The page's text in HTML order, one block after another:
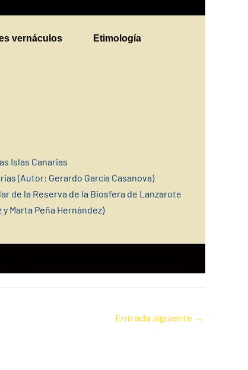
vernáculos Etimología
Islas Canarias
(Autor: Gerardo García Casanova)
de la Reserva de la Biosfera de Lanzarote
Marta Peña Hernández)
Entrada siguiente →